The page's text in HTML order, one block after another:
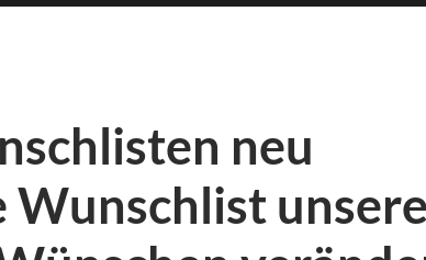
neu
Wunschlist